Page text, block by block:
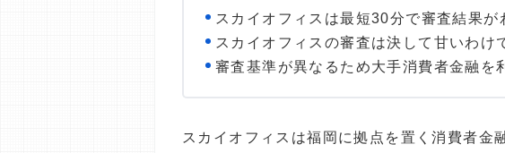
スカイオフィスは最短30分で審査結果が
スカイオフィスの審査は決して甘いわけ
審査基準が異なるため大手消費者金融を
スカイオフィスは福岡に拠点を置く消費者金